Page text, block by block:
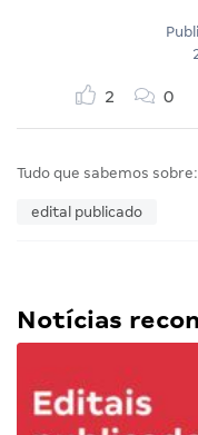
2 0
Tudo que sabemos sobre:
edital publicado
Notícias